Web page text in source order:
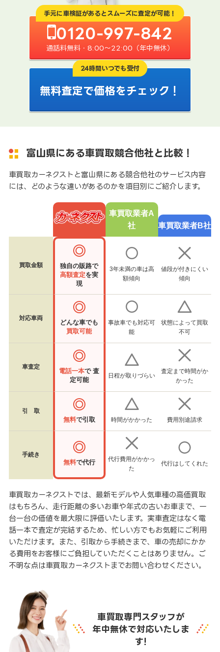
手元に車検証があるとスムーズに査定が可能！
0120-997-842
通話料無料・8:00〜22:00（年中無休）
24時間いつでも受付
無料査定で価格をチェック！
富山県にある車買取競合他社と比較！
車買取カーネクストと富山県にある競合他社のサービス内容
には、どのような違いがあるのかを項目別にご紹介します。
車買取業者A
社
車買取業者B社
買取金額
独自の販路で
高額査定を実
現
3年未満の車は高
額傾向
値段が付きにくい
傾向
対応車両
どんな車でも
買取可能
事故車でも対応可
能
状態によって買取
不可
車査定
電話一本で 査
定可能
日程が取りづらい
査定まで時間がか
かった
引 取
無料で引取 時間がかかった 費用別途請求
手続き
無料で代行
代行費用がかかっ
た
代行はしてくれた
車買取カーネクストでは、最新モデルや人気車種の高価買取
はもちろん、走行距離の多いお車や年式の古いお車まで、一
台一台の価値を最大限に評価いたします。実車査定はなく電
話一本で査定が完結するため、忙しい方でもお気軽にご利用
いただけます。また、引取から手続きまで、車の売却にかか
る費用をお客様にご負担していただくことはありません。ご
不明な点は車買取カーネクストまでお問い合わせください。
車買取専門スタッフが
年中無休で対応いたしま
す!